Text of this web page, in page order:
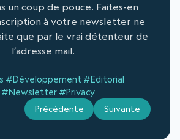
un coup de pouce. Faites-en
à votre newsletter ne
que par le vrai détenteur de
l’adresse mail.
#Développement #Editorial
#Newsletter #Privacy
Précédente Suivante